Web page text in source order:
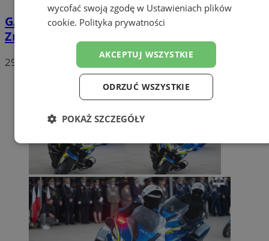
GALERIAPlażowe emocje do ostatniej piłki.
Znamy mistrzów Mysłowic
29
wycofać swoją zgodę w Ustawieniach plików
cookie. Polityka prywatności
AKCEPTUJ WSZYSTKIE
ODRZUĆ WSZYSTKIE
POKAŻ SZCZEGÓŁY
Niezbędne Wydajność Targetowanie
Funkcjonalność Niesklasyfikowane